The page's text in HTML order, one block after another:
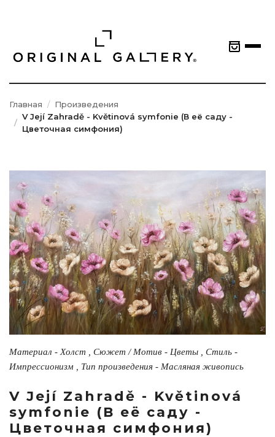
Главная
Произведения
V Její Zahradě - Květinová symfonie (В её саду -
Цветочная симфония)
Материал - Холст , Сюжет / Мотив - Цветы , Стиль -
Импрессионизм , Тип произведения - Масляная живопись
V Její Zahradě - Květinová
symfonie (В её саду -
Цветочная симфония)